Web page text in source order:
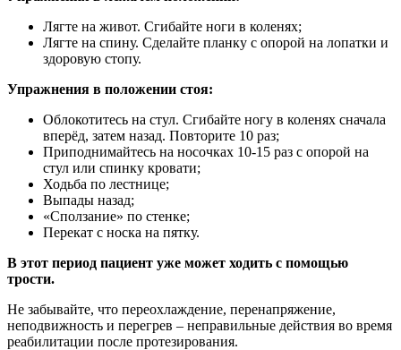
Лягте на живот. Сгибайте ноги в коленях;
Лягте на спину. Сделайте планку с опорой на лопатки и
здоровую стопу.
Упражнения в положении стоя:
Облокотитесь на стул. Сгибайте ногу в коленях сначала
вперёд, затем назад. Повторите 10 раз;
Приподнимайтесь на носочках 10-15 раз с опорой на
стул или спинку кровати;
Ходьба по лестнице;
Выпады назад;
«Сползание» по стенке;
Перекат с носка на пятку.
В этот период пациент уже может ходить с помощью
трости.
Не забывайте, что переохлаждение, перенапряжение,
неподвижность и перегрев – неправильные действия во время
реабилитации после протезирования.